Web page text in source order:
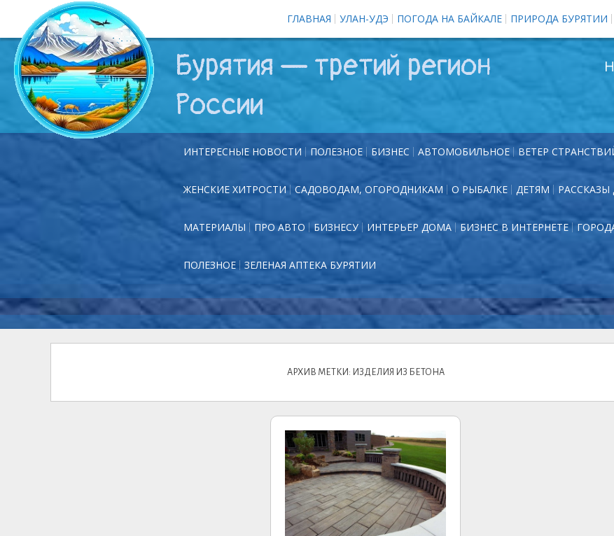
ГЛАВНАЯ УЛАН-УДЭ ПОГОДА НА БАЙКАЛЕ ПРИРОДА БУРЯТИИ
Бурятия — третий регион
России
ИНТЕРЕСНЫЕ НОВОСТИ ПОЛЕЗНОЕ БИЗНЕС АВТОМОБИЛЬНОЕ ВЕТЕР
ЖЕНСКИЕ ХИТРОСТИ САДОВОДАМ, ОГОРОДНИКАМ О РЫБАЛКЕ ДЕТЯМ РАССКАЗЫ
МАТЕРИАЛЫ ПРО АВТО БИЗНЕСУ ИНТЕРЬЕР ДОМА БИЗНЕС В ИНТЕРНЕТЕ
ПОЛЕЗНОЕ ЗЕЛЕНАЯ АПТЕКА БУРЯТИИ
АРХИВ МЕТКИ: ИЗДЕЛИЯ ИЗ БЕТОНА